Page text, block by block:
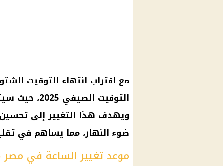
مع اقتراب انتهاء التوقيت
التوقيت الصيفي 2025
، حيث
ويهدف هذا التغيير إلى
ضوء النهار، مما يساهم في
موعد تغيير الساعة في مصر 2025